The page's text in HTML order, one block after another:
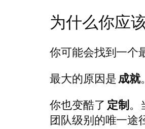
为什么你应
你可能会找到一个
最大的原因是 成就
你也变酷了 定制。
团队级别的唯一途